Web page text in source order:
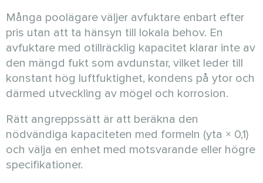
Många poolägare väljer avfuktare enbart efter
pris utan att ta hänsyn till lokala behov. En
avfuktare med otillräcklig kapacitet klarar inte av
den mängd fukt som avdunstar, vilket leder till
konstant hög luftfuktighet, kondens på ytor och
därmed utveckling av mögel och korrosion.
Rätt angreppssätt är att beräkna den
nödvändiga kapaciteten med formeln (yta × 0,1)
och välja en enhet med motsvarande eller högre
specifikationer.